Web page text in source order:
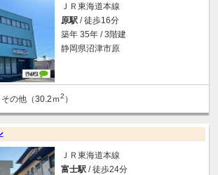
ＪＲ東海道本線
原駅 / 徒歩16分
築年 35年 / 3階建
静岡県沼津市原
の他（30.2ｍ2 ）
ＪＲ東海道本線
富士駅 / 徒歩24分